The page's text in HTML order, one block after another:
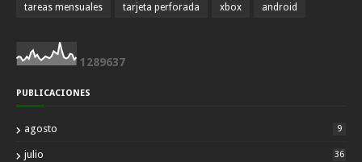
tareas mensuales tarjeta perforada xbox android
1 289637
PUBLICACIONES
agosto 9
julio 36